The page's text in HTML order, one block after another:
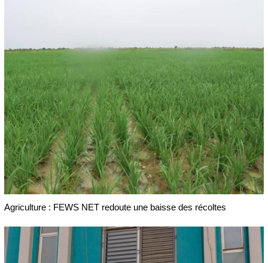
Agriculture : FEWS NET redoute une baisse des récoltes